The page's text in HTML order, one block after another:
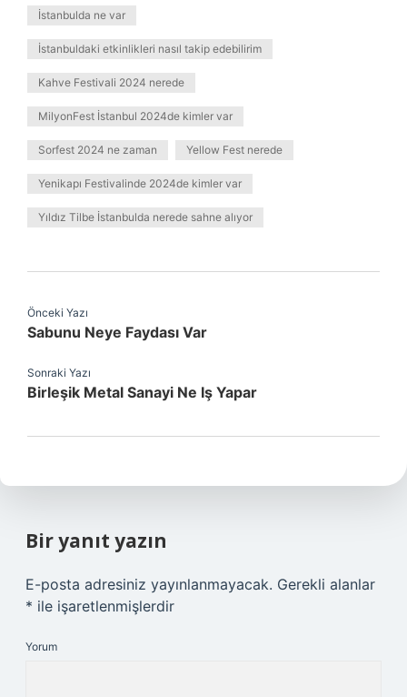
İstanbulda ne var
İstanbuldaki etkinlikleri nasıl takip edebilirim
Kahve Festivali 2024 nerede
MilyonFest İstanbul 2024de kimler var
Sorfest 2024 ne zaman Yellow Fest nerede
Yenikapı Festivalinde 2024de kimler var
Yıldız Tilbe İstanbulda nerede sahne alıyor
Önceki Yazı
Sabunu Neye Faydası Var
Sonraki Yazı
Birleşik Metal Sanayi Ne Iş Yapar
Bir yanıt yazın
E-posta adresiniz yayınlanmayacak. Gerekli alanlar
* ile işaretlenmişlerdir
Yorum